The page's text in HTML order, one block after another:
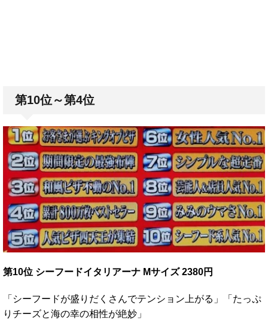
第10位～第4位
第10位 シーフードイタリアーナ Mサイズ 2380円
「シーフードが盛りだくさんでテンション上がる」「たっぷ
りチーズと海の幸の相性が絶妙」